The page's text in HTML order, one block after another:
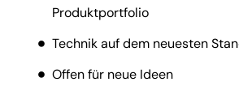
Produktportfolio
Technik auf dem neuesten
Offen für neue Ideen